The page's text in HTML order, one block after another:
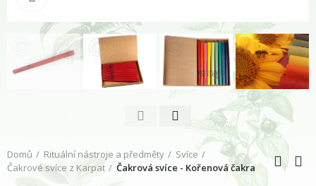
Domů Rituální nástroje a předměty
Svíce
Čakrové svíce z Karpat
Čakrová svíce - Kořenová čakra